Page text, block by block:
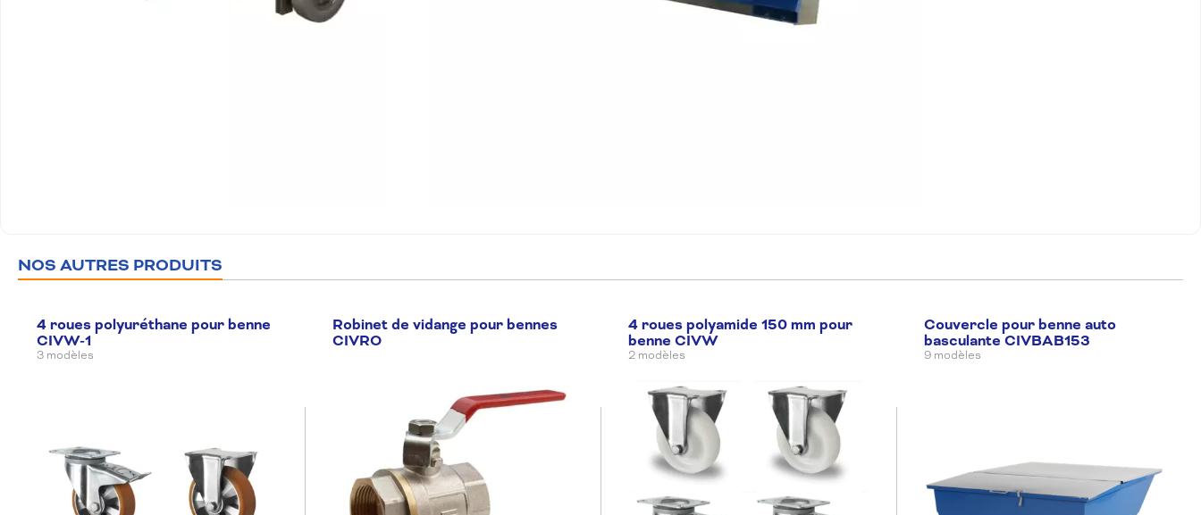
NOS AUTRES PRODUITS
4 roues polyuréthane pour benne
CIVW-1
3 modèles
Robinet de vidange pour bennes
CIVRO
4 roues polyamide 150 mm pour
benne CIVW
2 modèles
Couvercle pour benne auto
basculante CIVBAB153
9 modèles